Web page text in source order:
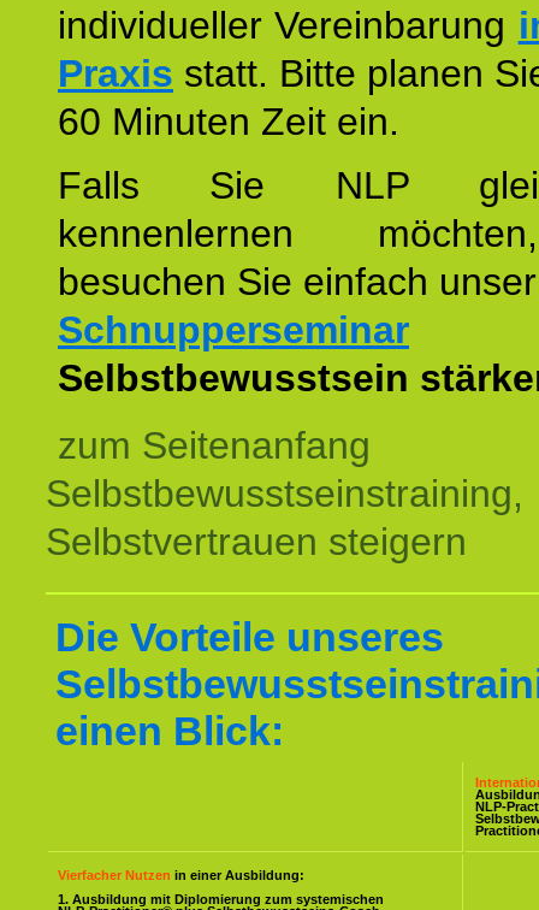
individueller Vereinbarung
Praxis statt. Bitte planen
60 Minuten Zeit ein.
Falls Sie NLP
kennenlernen
besuchen Sie einfach unser
Schnupperseminar
Selbstbewusstsein
zum Seitenanfang
Selbstbewusstseinstraining,
Selbstvertrauen steigern
Die Vorteile unseres
einen Blick:
NLP-
Vierfacher Nutzen in einer Ausbildung:
1. Ausbildung mit Diplomierung zum systemischen